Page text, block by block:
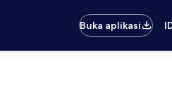
Buka aplikasi